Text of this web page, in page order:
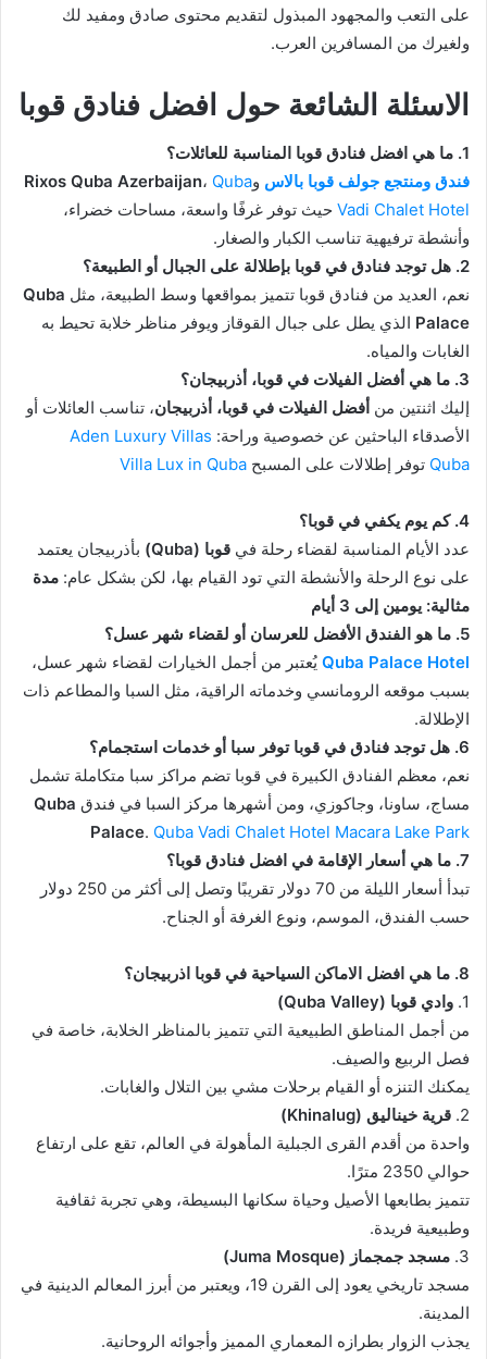
على التعب والمجهود المبذول لتقديم محتوى صادق ومفيد لك
ولغيرك من المسافرين العرب.
الاسئلة الشائعة حول افضل فنادق قوبا
1. ما هي افضل فنادق قوبا المناسبة للعائلات؟
فندق ومنتجع جولف قوبا بالاس و Rixos Quba Azerbaijan، Quba
Vadi Chalet Hotel حيث توفر غرفًا واسعة، مساحات خضراء،
وأنشطة ترفيهية تناسب الكبار والصغار.
2. هل توجد فنادق في قوبا بإطلالة على الجبال أو الطبيعة؟
نعم، العديد من فنادق قوبا تتميز بمواقعها وسط الطبيعة، مثل Quba
Palace الذي يطل على جبال القوقاز ويوفر مناظر خلابة تحيط به
الغابات والمياه.
3. ما هي أفضل الفيلات في قوبا، أذربيجان؟
إليك اثنتين من أفضل الفيلات في قوبا، أذربيجان، تناسب العائلات أو
الأصدقاء الباحثين عن خصوصية وراحة: Aden Luxury Villas
Quba توفر إطلالات على المسبح Villa Lux in Quba
4. كم يوم يكفي في قوبا؟
عدد الأيام المناسبة لقضاء رحلة في قوبا (Quba)
بأذربيجان يعتمد
على نوع الرحلة والأنشطة التي تود القيام بها، لكن بشكل عام: مدة
مثالية: يومين إلى 3 أيام
5. ما هو الفندق الأفضل للعرسان أو لقضاء شهر عسل؟
Quba Palace Hotel يُعتبر من أجمل الخيارات لقضاء شهر عسل،
بسبب موقعه الرومانسي وخدماته الراقية، مثل السبا والمطاعم ذات
الإطلالة.
6. هل توجد فنادق في قوبا توفر سبا أو خدمات استجمام؟
نعم، معظم الفنادق الكبيرة في قوبا تضم مراكز سبا متكاملة تشمل
مساج، ساونا، وجاكوزي، ومن أشهرها مركز السبا في فندق Quba
Palace. Quba Vadi Chalet Hotel Macara Lake Park
7. ما هي أسعار الإقامة في افضل فنادق قوبا؟
تبدأ أسعار الليلة من 70 دولار تقريبًا وتصل إلى أكثر من 250 دولار
حسب الفندق، الموسم، ونوع الغرفة أو الجناح.
8. ما هي افضل الاماكن السياحية في قوبا اذربيجان
؟
1. وادي قوبا (Quba Valley)
من أجمل المناطق الطبيعية التي تتميز بالمناظر الخلابة، خاصة في
فصل الربيع والصيف.
يمكنك التنزه أو القيام برحلات مشي بين التلال والغابات.
2. قرية خيناليق (Khinalug)
واحدة من أقدم القرى الجبلية المأهولة في العالم، تقع على ارتفاع
حوالي 2350 مترًا.
تتميز بطابعها الأصيل وحياة سكانها البسيطة، وهي تجربة ثقافية
وطبيعية فريدة.
3. مسجد جمجماز (Juma Mosque)
مسجد تاريخي يعود إلى القرن 19، ويعتبر من أبرز المعالم الدينية في
المدينة.
يجذب الزوار بطرازه المعماري المميز وأجوائه الروحانية.